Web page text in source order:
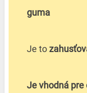
guma
Je to
Je vhodná pre